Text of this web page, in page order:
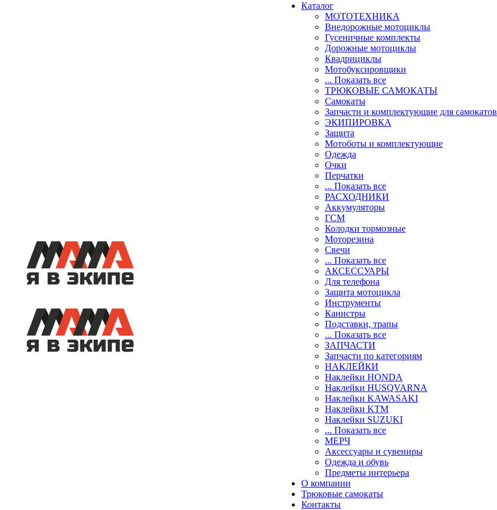
Каталог
МОТОТЕХНИКА
Внедорожные мотоциклы
Гусеничные комплекты
Дорожные мотоциклы
Квадрициклы
Мотобуксировщики
... Показать все
ТРЮКОВЫЕ САМОКАТЫ
Самокаты
Запчасти и комплектующие для самокатов
ЭКИПИРОВКА
Защита
Мотоботы и комплектующие
Одежда
Очки
Перчатки
... Показать все
РАСХОДНИКИ
Аккумуляторы
ГСМ
Колодки тормозные
Моторезина
Свечи
... Показать все
АКСЕССУАРЫ
Для телефона
Защита мотоцикла
Инструменты
Канистры
Подставки, трапы
... Показать все
ЗАПЧАСТИ
Запчасти по категориям
НАКЛЕЙКИ
Наклейки HONDA
Наклейки HUSQVARNA
Наклейки KAWASAKI
Наклейки KTM
Наклейки SUZUKI
... Показать все
МЕРЧ
Аксессуары и сувениры
Одежда и обувь
Предметы интерьера
О компании
Трюковые самокаты
Контакты